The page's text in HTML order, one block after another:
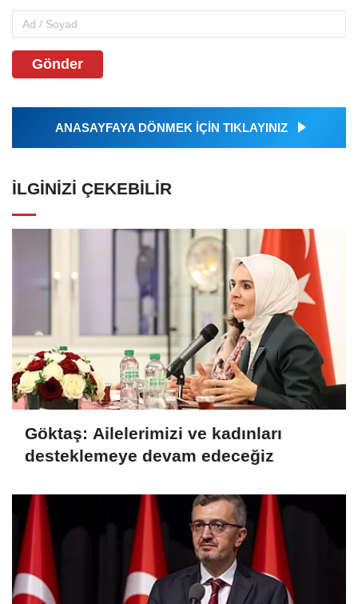
Gönder
ANASAYFAYA DÖNMEK İÇİN TIKLAYINIZ
İLGINIZI ÇEKEBILIR
Göktaş: Ailelerimizi ve kadınları
desteklemeye devam edeceğiz